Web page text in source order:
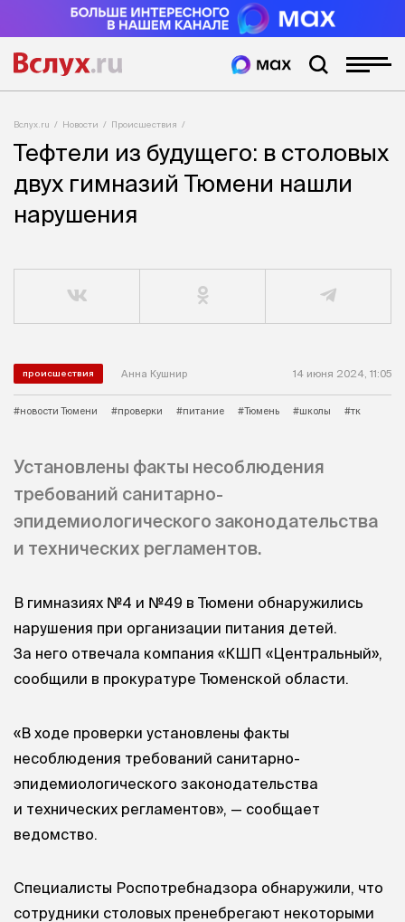
Вслух.ru Новости Происшествия
Тефтели из будущего: в столовых
двух гимназий Тюмени нашли
нарушения
происшествия Анна Кушнир 14 июня 2024, 11:05
#новости Тюмени #проверки #питание #Тюмень #школы #тк
Установлены факты несоблюдения
требований санитарно-
эпидемиологического законодательства
и технических регламентов.
В гимназиях №4 и №49 в Тюмени обнаружились
нарушения при организации питания детей.
За него отвечала компания «КШП «Центральный»,
сообщили в прокуратуре Тюменской области.
«В ходе проверки установлены факты
несоблюдения требований санитарно-
эпидемиологического законодательства
и технических регламентов», — сообщает
ведомство.
Специалисты Роспотребнадзора обнаружили, что
сотрудники столовых пренебрегают некоторыми